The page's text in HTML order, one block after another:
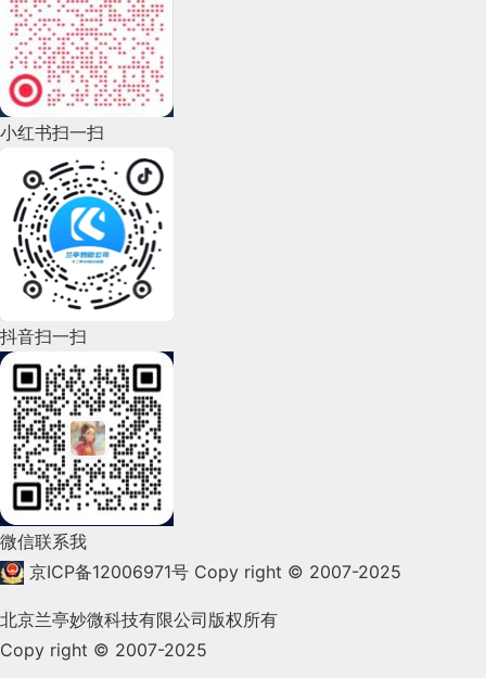
2022年11月(69)
2022年10月(51)
2022年9月(135)
2022年8月(60)
2022年7月(111)
2022年6月(162)
2022年5月(143)
2022年4月(86)
2022年3月(119)
2022年2月(53)
2022年1月(99)
2021年12月(105)
2021年9月(153)
小红书扫一扫
抖音扫一扫
微信联系我
京ICP备12006971号 Copy right © 2007-2025
北京兰亭妙微科技有限公司版权所有
Copy right © 2007-2025